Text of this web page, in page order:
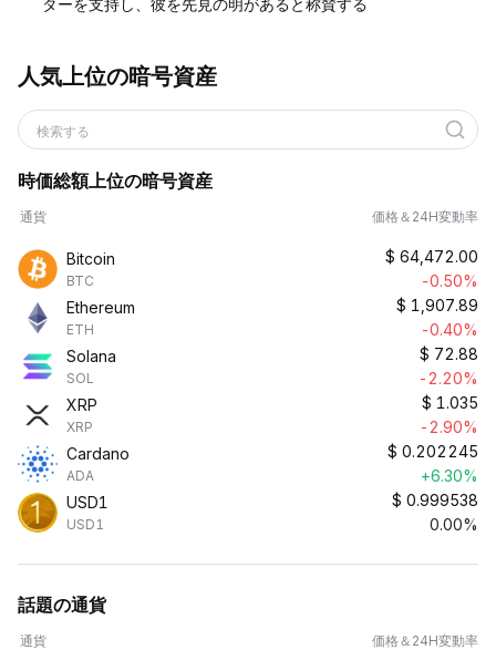
ターを支持し、彼を先見の明があると称賛する
人気上位の暗号資産
検索する
時価総額上位の暗号資産
通貨 価格＆24H変動率
Bitcoin
BTC
$ 64,472.00
-0.50%
Ethereum
ETH
$ 1,907.89
-0.40%
Solana
SOL
$ 72.88
-2.20%
XRP
XRP
$ 1.035
-2.90%
Cardano
ADA
$ 0.202245
+6.30%
USD1
USD1
$ 0.999538
0.00%
話題の通貨
通貨 価格＆24H変動率